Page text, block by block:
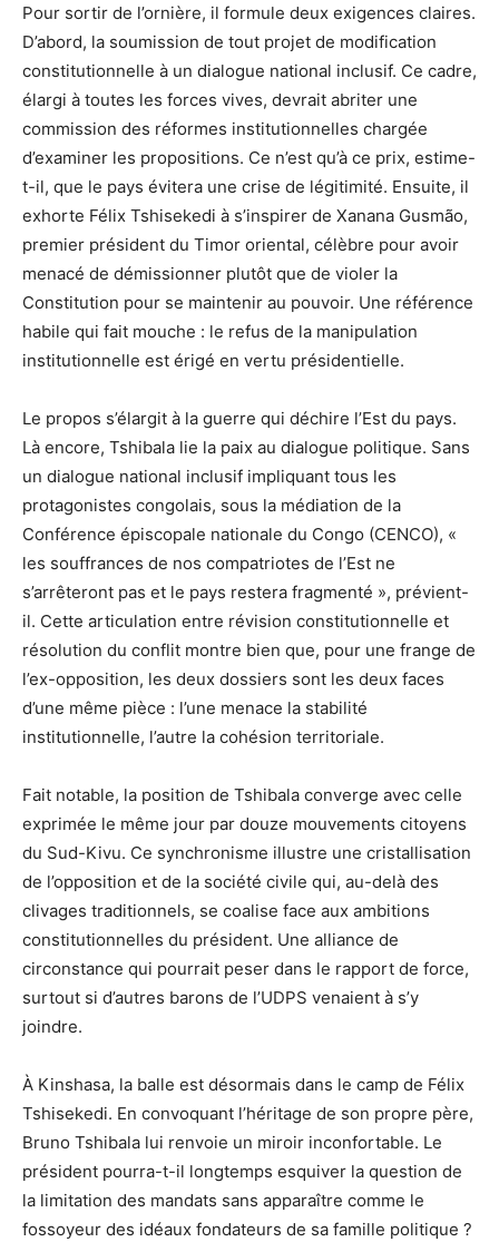
Pour sortir de l’ornière, il formule deux exigences claires.
D’abord, la soumission de tout projet de modification
constitutionnelle à un dialogue national inclusif. Ce cadre,
élargi à toutes les forces vives, devrait abriter une
commission des réformes institutionnelles chargée
d’examiner les propositions. Ce n’est qu’à ce prix, estime-
t-il, que le pays évitera une crise de légitimité. Ensuite, il
exhorte Félix Tshisekedi à s’inspirer de Xanana Gusmão,
premier président du Timor oriental, célèbre pour avoir
menacé de démissionner plutôt que de violer la
Constitution pour se maintenir au pouvoir. Une référence
habile qui fait mouche : le refus de la manipulation
institutionnelle est érigé en vertu présidentielle.
Le propos s’élargit à la guerre qui déchire l’Est du pays.
Là encore, Tshibala lie la paix au dialogue politique. Sans
un dialogue national inclusif impliquant tous les
protagonistes congolais, sous la médiation de la
Conférence épiscopale nationale du Congo (CENCO), «
les souffrances de nos compatriotes de l’Est ne
s’arrêteront pas et le pays restera fragmenté », prévient-
il. Cette articulation entre révision constitutionnelle et
résolution du conflit montre bien que, pour une frange de
l’ex-opposition, les deux dossiers sont les deux faces
d’une même pièce : l’une menace la stabilité
institutionnelle, l’autre la cohésion territoriale.
Fait notable, la position de Tshibala converge avec celle
exprimée le même jour par douze mouvements citoyens
du Sud-Kivu. Ce synchronisme illustre une cristallisation
de l’opposition et de la société civile qui, au-delà des
clivages traditionnels, se coalise face aux ambitions
constitutionnelles du président. Une alliance de
circonstance qui pourrait peser dans le rapport de force,
surtout si d’autres barons de l’UDPS venaient à s’y
joindre.
À Kinshasa, la balle est désormais dans le camp de Félix
Tshisekedi. En convoquant l’héritage de son propre père,
Bruno Tshibala lui renvoie un miroir inconfortable. Le
président pourra-t-il longtemps esquiver la question de
la limitation des mandats sans apparaître comme le
fossoyeur des idéaux fondateurs de sa famille politique ?